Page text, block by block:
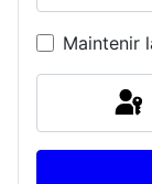
Maintenir